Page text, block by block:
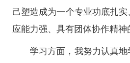
己塑造成为一个专业功底扎
应能力强、具有团体协作精神
学习方面，我努力认真地